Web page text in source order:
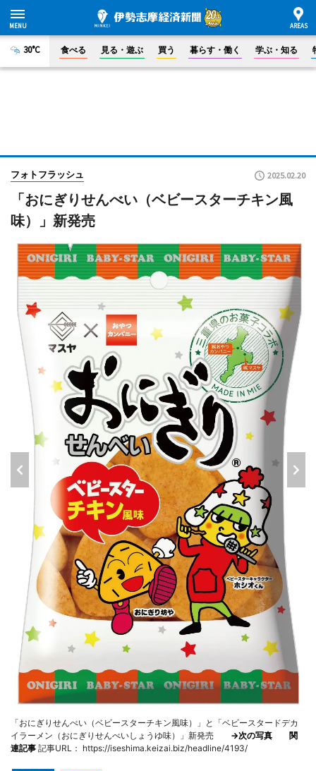
30°C 食べる 見る・遊ぶ 買う 暮らす・働く 学ぶ・知る
フォトフラッシュ 2025.02.20
「おにぎりせんべい（ベビースターチキン風
味）」新発売
「おにぎりせんべい（ベビースターチキン風味）」と「ベビースタードデカ
イラーメン（おにぎりせんべいしょうゆ味）」新発売 →次の写真
関
連記事 記事URL： https://iseshima.keizai.biz/headline/4193/